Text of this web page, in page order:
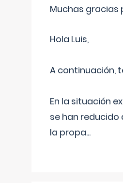
Muchas gracias
Hola Luis,
A continuación,
En la situación
se han
la propa...